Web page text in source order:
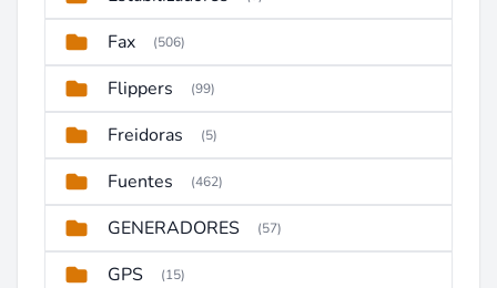
Fax (506)
Flippers (99)
Freidoras (5)
Fuentes (462)
GENERADORES (57)
GPS (15)